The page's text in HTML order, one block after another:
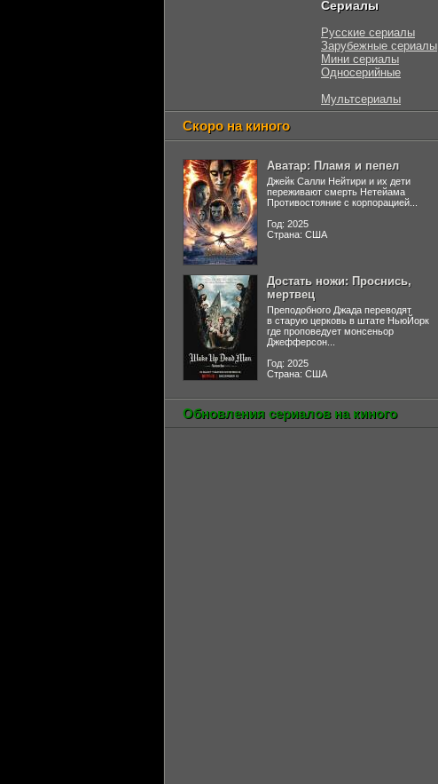
Сериалы
Русские сериалы
Зарубежные сериалы
Мини сериалы
Односерийные
Мультсериалы
Скоро на киного
Аватар: Пламя и пепел
Джейк Салли Нейтири и их дети
переживают смерть Нетейама
Противостояние с корпорацией...
Год: 2025
Страна: США
Достать ножи: Проснись,
мертвец
Преподобного Джада переводят
в старую церковь в штате НьюЙорк
где проповедует монсеньор
Джефферсон...
Год: 2025
Страна: США
Обновления сериалов на киного